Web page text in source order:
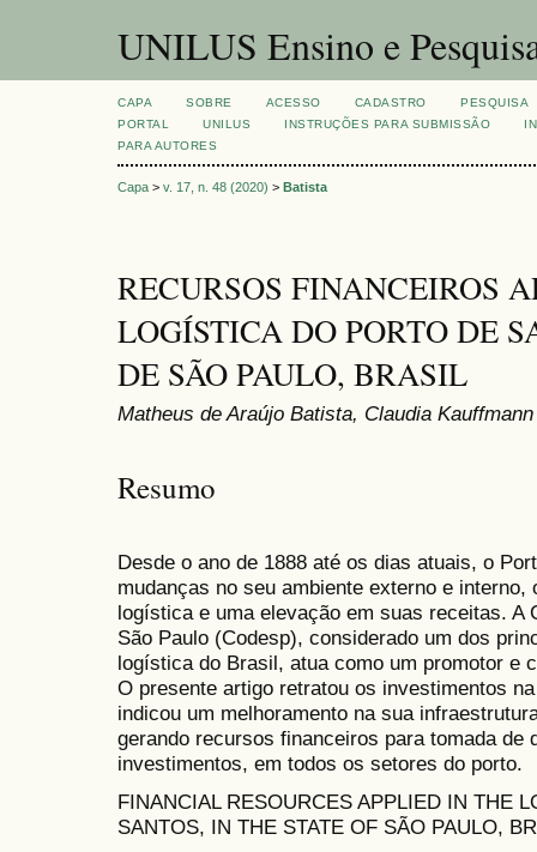
UNILUS Ensino e
CAPA SOBRE ACESSO CADASTRO
PESQUISA
PORTAL
UNILUS INSTRUÇÕES PARA SUBMISSÃO
PARA AUTORES
Capa > v. 17, n. 48 (2020) > Batista
RECURSOS FINANCEIROS
LOGÍSTICA DO PORTO DE
DE SÃO PAULO, BRASIL
Matheus de Araújo Batista, Claudia
Resumo
Desde o ano de 1888 até os dias atuais, o
mudanças no seu ambiente externo e interno,
logística e uma elevação em suas receitas. A
São Paulo (Codesp), considerado um dos
logística do Brasil, atua como um promotor e
O presente artigo retratou os investimentos
indicou um melhoramento na sua
gerando recursos financeiros para tomada de
investimentos, em todos os setores do porto.
FINANCIAL RESOURCES APPLIED IN THE
SANTOS, IN THE STATE OF SÃO PAULO,